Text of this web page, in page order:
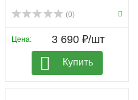
(0)
Цена: 3 690 ₽/шт
Купить